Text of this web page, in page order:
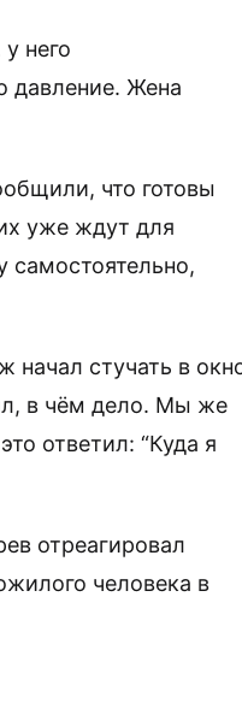
него
давление. Жена
что готовы
уже ждут для
самостоятельно,
начал стучать в
в чём дело. Мы же
ответил: “Куда я
отреагировал
человека в